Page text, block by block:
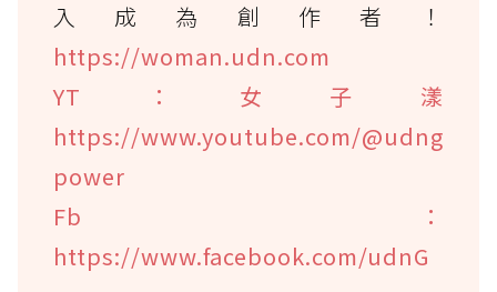
入成為創作者！
https://woman.udn.com
YT：女子漾
https://www.youtube.com/@udng
power
Fb：
https://www.facebook.com/udnG